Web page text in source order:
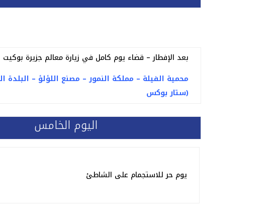
بعد الإفطار – قضاء يوم كامل في زيارة معالم جزيرة بوكيت
ستار بوكس)
اليوم الخامس
يوم حر للاستجمام على الشاطئ